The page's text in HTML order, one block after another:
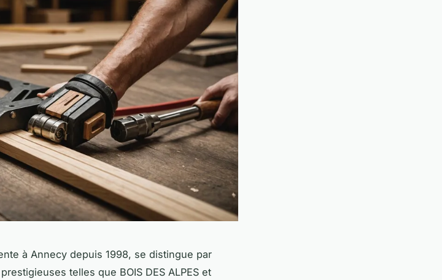
à Annecy depuis 1998, se distingue par
telles que BOIS DES ALPES et